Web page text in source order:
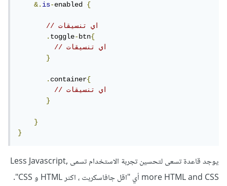
&.is-enabled {
// اي تنسيقات
.toggle-btn{
// اي تنسيقات
}
.container{
// اي تنسيقات
}
}
}
يوجد قاعدة تسعى لتحسين تجربة الاستخدام تسمى Less Javascript,
more HTML and CSS أي "اقل جافاسكربت ، اكثر HTML و CSS".